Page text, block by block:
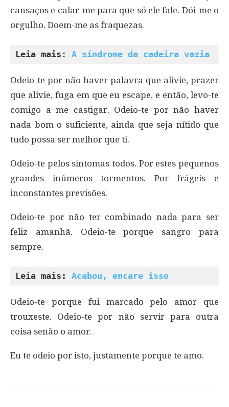
cansaços e calar-me para que só ele fale. Dói-me o
orgulho. Doem-me as fraquezas.
Leia mais: A síndrome da cadeira vazia
Odeio-te por não haver palavra que alivie, prazer
que alivie, fuga em que eu escape, e então, levo-te
comigo a me castigar. Odeio-te por não haver
nada bom o suficiente, ainda que seja nítido que
tudo possa ser melhor que ti.
Odeio-te pelos sintomas todos. Por estes pequenos
grandes inúmeros tormentos. Por frágeis e
inconstantes previsões.
Odeio-te por não ter combinado nada para ser
feliz amanhã. Odeio-te porque sangro para
sempre.
Leia mais: Acabou, encare isso
Odeio-te porque fui marcado pelo amor que
trouxeste. Odeio-te por não servir para outra
coisa senão o amor.
Eu te odeio por isto, justamente porque te amo.